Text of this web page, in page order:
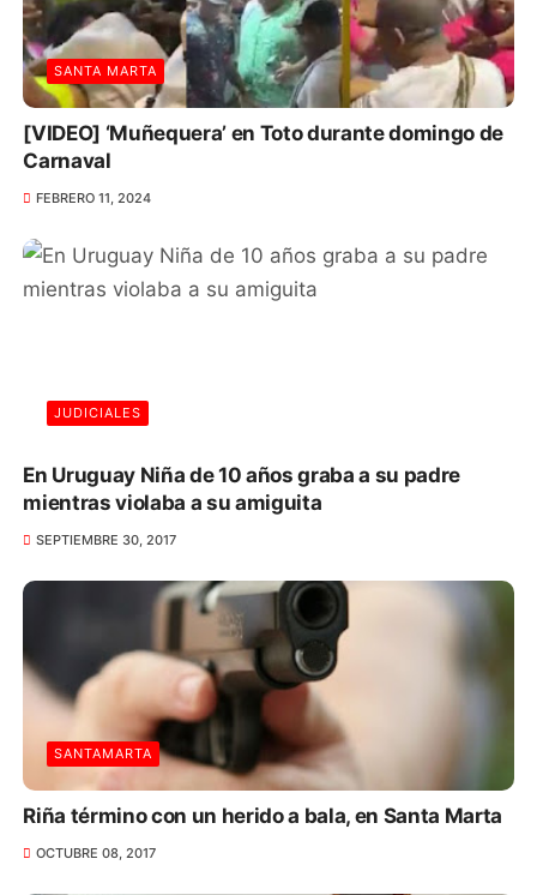
SANTA MARTA
[VIDEO] ‘Muñequera’ en Toto durante domingo de
Carnaval
FEBRERO 11, 2024
JUDICIALES
En Uruguay Niña de 10 años graba a su padre
mientras violaba a su amiguita
SEPTIEMBRE 30, 2017
SANTAMARTA
Riña término con un herido a bala, en Santa Marta
OCTUBRE 08, 2017